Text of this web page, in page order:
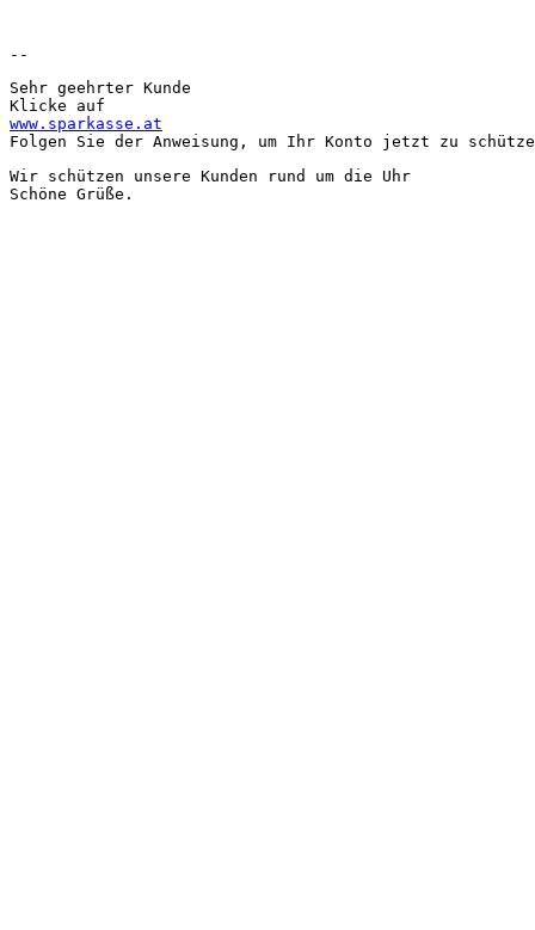
--
Sehr geehrter Kunde
Klicke auf
www.sparkasse.at
Folgen Sie der Anweisung, um Ihr Konto jetzt zu
Wir schützen unsere Kunden rund um die Uhr
Schöne Grüße.